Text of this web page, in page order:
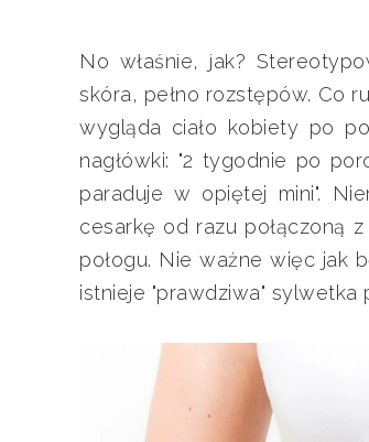
No właśnie, jak?
skóra, pełno rozstępów. Co
wygląda ciało kobiety po
nagłówki: "2 tygodnie po
paraduje w opiętej mini".
cesarkę od razu połączoną
połogu. Nie ważne więc jak
istnieje "prawdziwa" sylwetka